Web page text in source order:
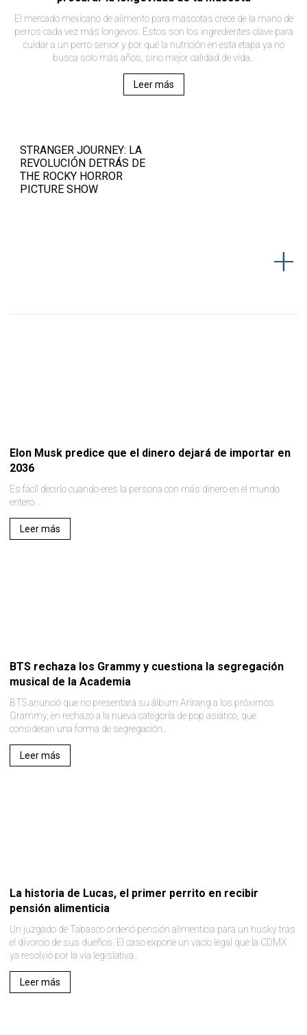
El mercado mexicano de alimento para mascotas crece de la mano de
perros cada vez más longevos. Estos son los ingredientes clave para
cuidar a un perro senior y por qué la nutrición en esta etapa ya no
busca solo más años, sino mejor calidad de vida..
Leer más
STRANGER JOURNEY: LA
REVOLUCIÓN DETRÁS DE
THE ROCKY HORROR
PICTURE SHOW
Elon Musk predice que el dinero dejará de importar en
2036
Es fácil decirlo cuando eres la persona con más dinero en el mundo
entero. .
Leer más
BTS rechaza los Grammy y cuestiona la segregación
musical de la Academia
BTS anunció que no presentará su álbum Arirang a los próximos
Grammy, en rechazo a la nueva categoría de pop asiático, que
consideran una forma de segregación..
Leer más
La historia de Lucas, el primer perrito en recibir
pensión alimenticia
Un juzgado de Tabasco ordenó pensión alimenticia para un husky tras
el divorcio de sus dueños. El caso expone un vacío legal que la CDMX
ya resolvió por la vía legislativa..
Leer más